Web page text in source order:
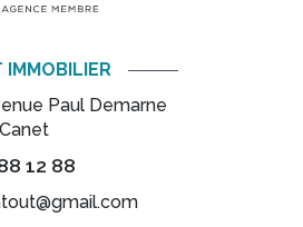
IMMOBILIER
Paul Demarne
Canet
12 88